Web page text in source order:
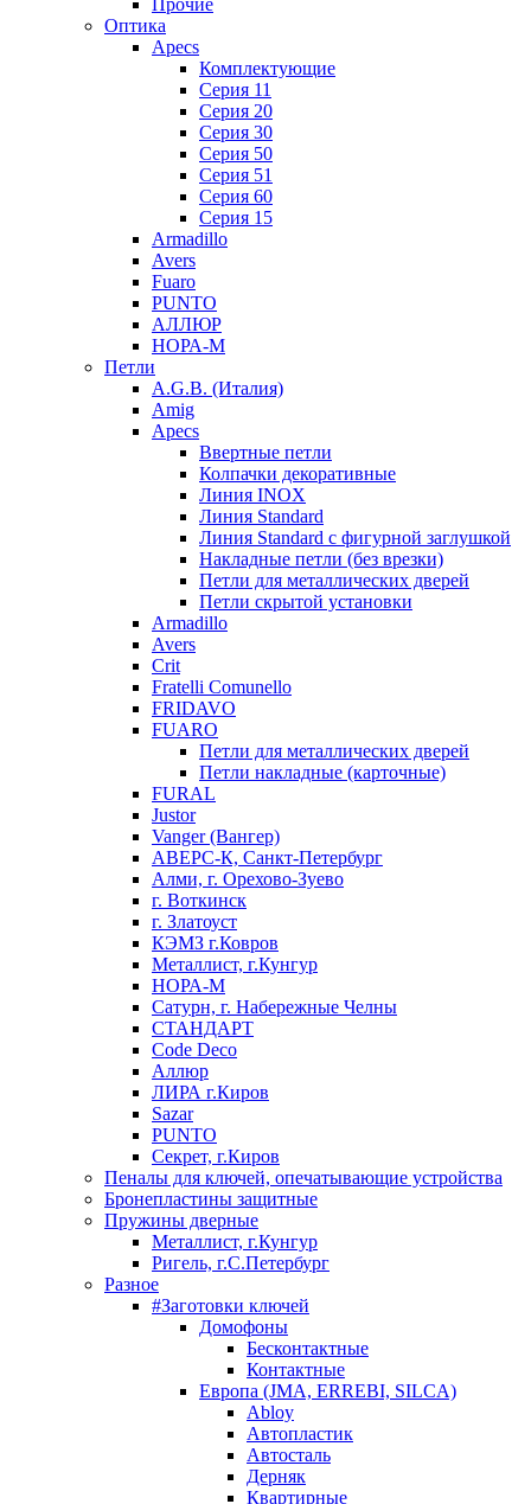
Прочие
Оптика
Apecs
Комплектующие
Серия 11
Серия 20
Серия 30
Серия 50
Серия 51
Серия 60
Серия 15
Armadillo
Avers
Fuaro
PUNTO
АЛЛЮР
НОРА-М
Петли
A.G.B. (Италия)
Amig
Apecs
Ввертные петли
Колпачки декоративные
Линия INOX
Линия Standard
Линия Standard с фигурной заглушкой
Накладные петли (без врезки)
Петли для металлических дверей
Петли скрытой установки
Armadillo
Avers
Crit
Fratelli Comunello
FRIDAVO
FUARO
Петли для металлических дверей
Петли накладные (карточные)
FURAL
Justor
Vanger (Вангер)
АВЕРС-К, Санкт-Петербург
Алми, г. Орехово-Зуево
г. Воткинск
г. Златоуст
КЭМЗ г.Ковров
Металлист, г.Кунгур
НОРА-М
Сатурн, г. Набережные Челны
СТАНДАРТ
Code Deco
Аллюр
ЛИРА г.Киров
Sazar
PUNTO
Секрет, г.Киров
Пеналы для ключей, опечатывающие устройства
Бронепластины защитные
Пружины дверные
Металлист, г.Кунгур
Ригель, г.С.Петербург
Разное
#Заготовки ключей
Домофоны
Бесконтактные
Контактные
Европа (JMA, ERREBI, SILCA)
Abloy
Автопластик
Автосталь
Дерняк
Квартирные